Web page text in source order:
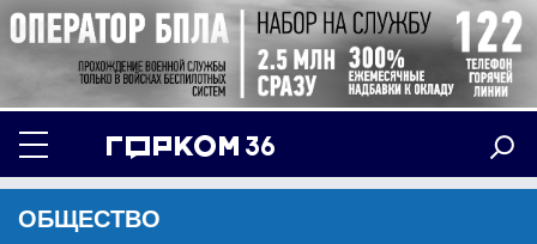
ОБЩЕСТВО